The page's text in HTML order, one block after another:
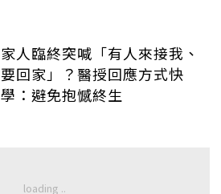
家人臨終突喊「有人來接我、
要回家」？醫授回應方式快
學：避免抱憾終生